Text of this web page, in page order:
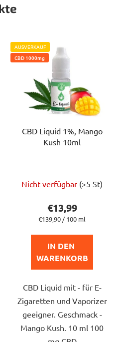
AUSVERKAUF
CBD 1000mg
CBD Liquid 1%, Mango
Kush 10ml
ist
von
5
Sternen.
Nicht verfügbar (>5 St)
€13,99
Verkaufspreis:
€139,90 / 100 ml
IN DEN
WARENKORB
CBD Liquid mit - für E-
Zigaretten und Vaporizer
geeigner. Geschmack -
Mango Kush. 10 ml 100